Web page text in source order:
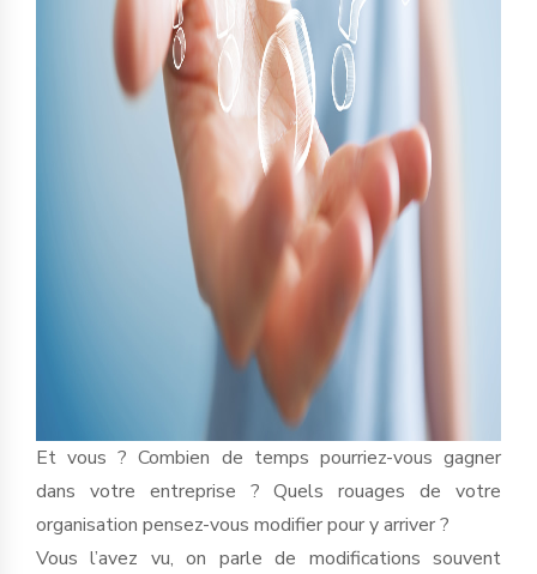
Et vous ? Combien de temps pourriez-vous gagner
dans votre entreprise ? Quels rouages de votre
organisation pensez-vous modifier pour y arriver ?
Vous l’avez vu, on parle de modifications souvent